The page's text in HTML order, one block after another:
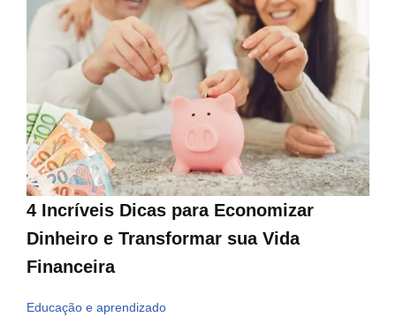
4 Incríveis Dicas para Economizar
Dinheiro e Transformar sua Vida
Financeira
Educação e aprendizado